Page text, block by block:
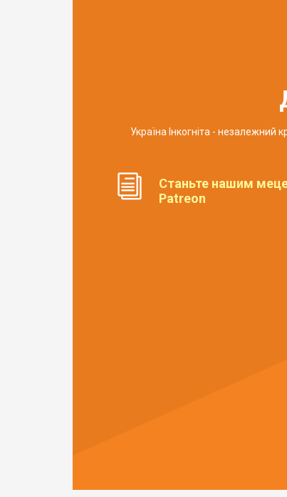
Україна Інкогніта -
Станьте нашим
Patreon